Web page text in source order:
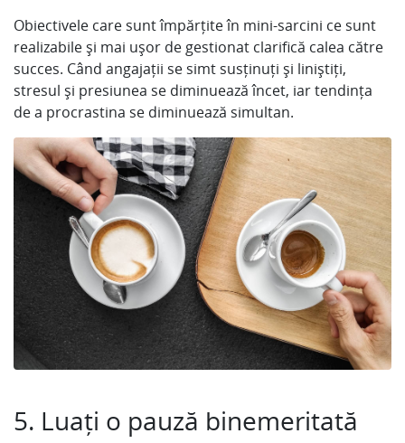
Obiectivele care sunt împărțite în mini-sarcini ce sunt
realizabile și mai ușor de gestionat clarifică calea către
succes. Când angajații se simt susținuți și liniștiți,
stresul și presiunea se diminuează încet, iar tendința
de a procrastina se diminuează simultan.
5. Luați o pauză binemeritată